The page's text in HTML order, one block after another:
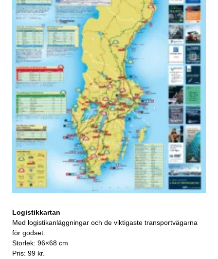
Logistikkartan
Med logistikanläggningar och de viktigaste transportvägarna
för godset.
Storlek: 96×68 cm
Pris: 99 kr.